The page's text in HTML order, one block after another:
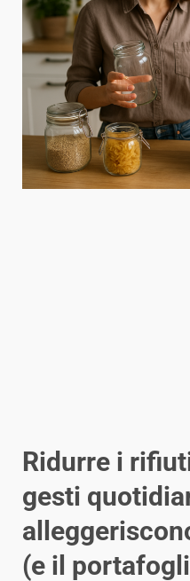
Ridurre i
gesti
(e il